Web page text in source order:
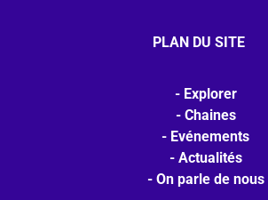
PLAN DU SITE
Explorer
Chaines
Evénements
Actualités
On parle de nous